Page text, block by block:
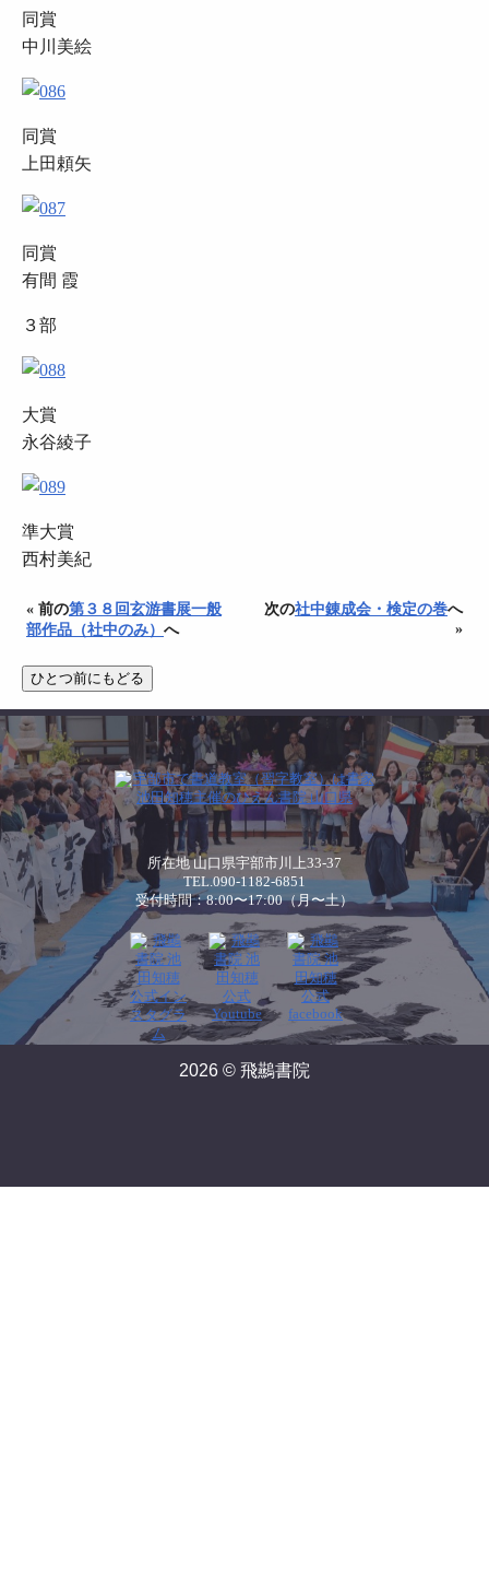
同賞
中川美絵
同賞
上田頼矢
同賞
有間 霞
３部
大賞
永谷綾子
準大賞
西村美紀
« 前の第３８回玄游書展一般
部作品（社中のみ） へ
次の社中錬成会・検定の巻へ
»
所在地 山口県宇部市川上33-37
TEL.090-1182-6851
受付時間：8:00〜17:00（月〜土）
2026 © 飛䴏書院